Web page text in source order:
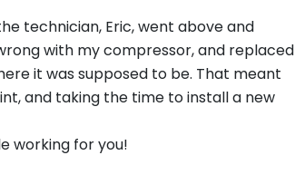
technician, Eric, went above and
with my compressor, and replaced
it was supposed to be. That meant
and taking the time to install a new
working for you!